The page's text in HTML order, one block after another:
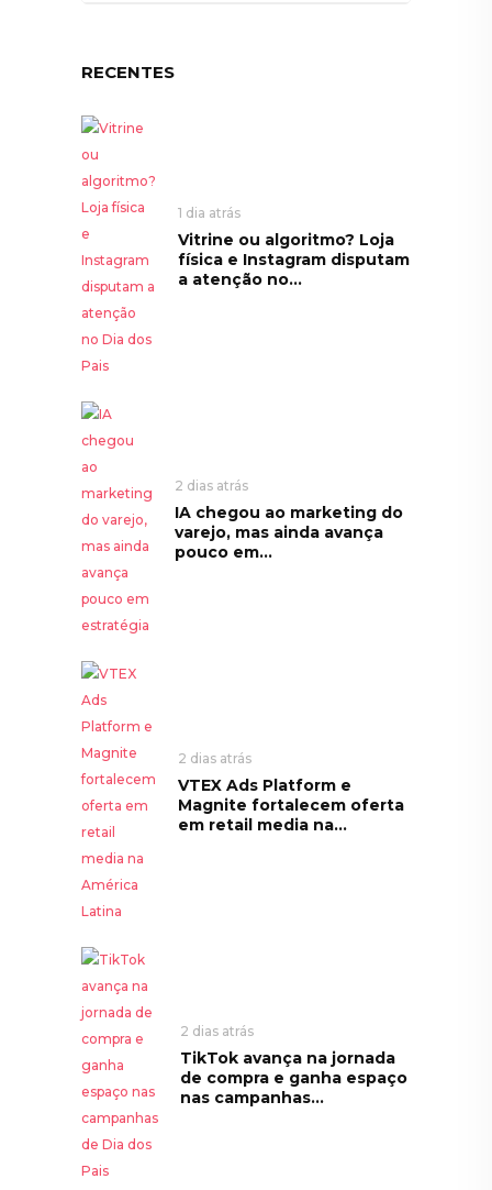
RECENTES
1 dia atrás
Vitrine ou algoritmo? Loja
física e Instagram disputam
a atenção no...
2 dias atrás
IA chegou ao marketing do
varejo, mas ainda avança
pouco em...
2 dias atrás
VTEX Ads Platform e
Magnite fortalecem oferta
em retail media na...
2 dias atrás
TikTok avança na jornada
de compra e ganha espaço
nas campanhas...